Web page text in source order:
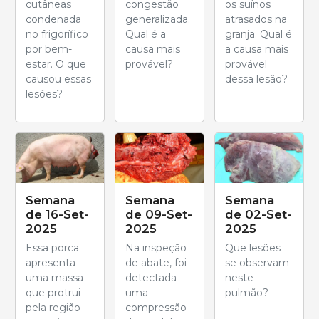
cutâneas
condenada
no frigorífico
por bem-
estar. O que
causou essas
lesões?
congestão
generalizada.
Qual é a
causa mais
provável?
os suínos
atrasados na
granja. Qual é
a causa mais
provável
dessa lesão?
Semana
de 16-Set-
2025
Essa porca
apresenta
uma massa
que protrui
pela região
Semana
de 09-Set-
2025
Na inspeção
de abate, foi
detectada
uma
compressão
Semana
de 02-Set-
2025
Que lesões
se observam
neste
pulmão?